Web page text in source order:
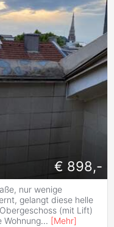
€ 898,-
nur wenige
gelangt diese helle
(mit Lift)
Wohnung... [Mehr]